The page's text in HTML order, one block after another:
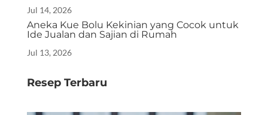
Jul 14, 2026
Aneka Kue Bolu Kekinian yang Cocok untuk
Ide Jualan dan Sajian di Rumah
Jul 13, 2026
Resep Terbaru